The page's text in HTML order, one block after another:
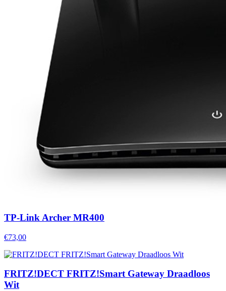
TP-Link Archer MR400
€73,00
FRITZ!DECT FRITZ!Smart Gateway Draadloos
Wit